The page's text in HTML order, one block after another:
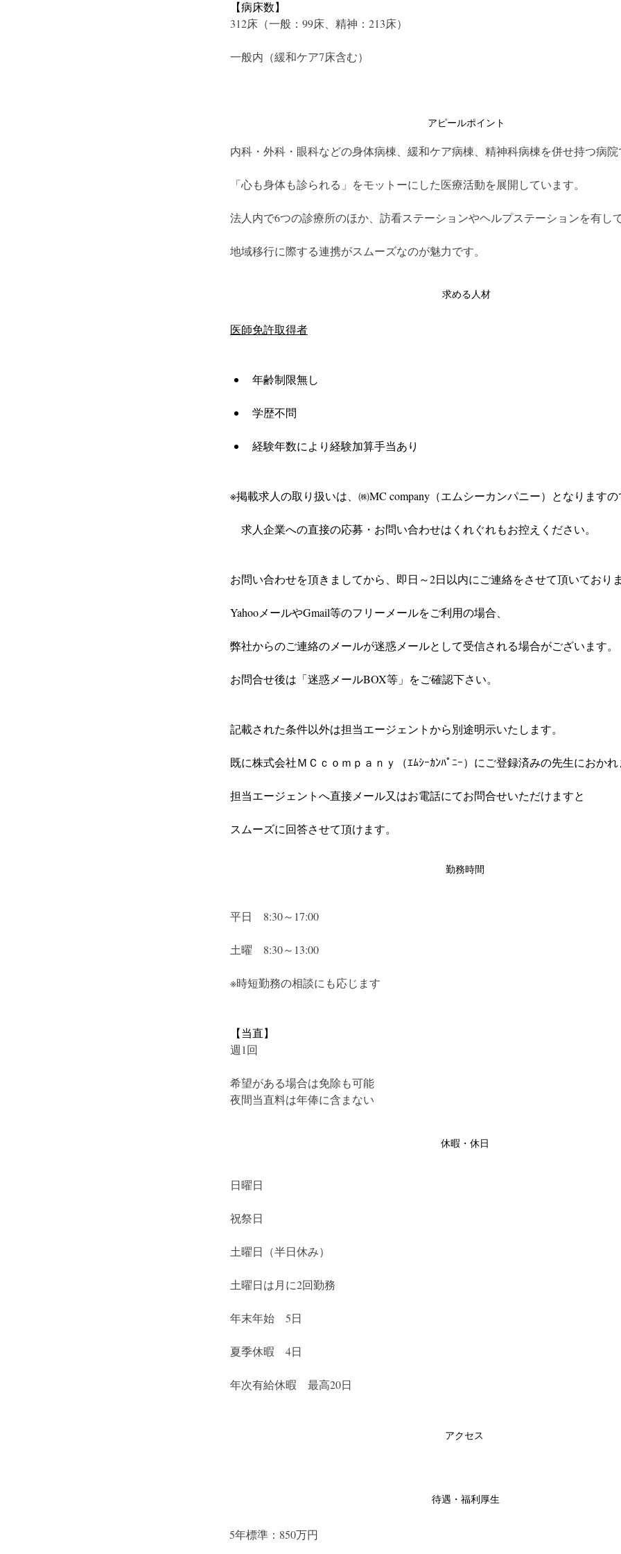
【病床数】
312床（一般：99床、精神：213床）
一般内（緩和ケア7床含む）
アピールポイント
内科・外科・眼科などの身体病棟、緩和ケア病棟、精神科病棟を併せ持つ病院
「心も身体も診られる」をモットーにした医療活動を展開しています。
法人内で6つの診療所のほか、訪看ステーションやヘルプステーションを有して
地域移行に際する連携がスムーズなのが魅力です。
求める人材
医師免許取得者
年齢制限無し
学歴不問
経験年数により経験加算手当あり
※掲載求人の取り扱いは、㈱MC company（エムシーカンパニー）となりますの
求人企業への直接の応募・お問い合わせはくれぐれもお控えください。
お問い合わせを頂きましてから、即日～2日以内にご連絡をさせて頂いておりま
YahooメールやGmail等のフリーメールをご利用の場合、
弊社からのご連絡のメールが迷惑メールとして受信される場合がございます。
お問合せ後は「迷惑メールBOX等」をご確認下さい。
記載された条件以外は担当エージェントから別途明示いたします。
既に株式会社ＭＣｃｏｍｐａｎｙ（ｴﾑｼｰｶﾝﾊﾟﾆｰ）にご登録済みの先生におかれ
担当エージェントへ直接メール又はお電話にてお問合せいただけますと
スムーズに回答させて頂けます。
勤務時間
平日　8:30～17:00
土曜　8:30～13:00
※時短勤務の相談にも応じます
【当直】
週1回
希望がある場合は免除も可能
夜間当直料は年俸に含まない
休暇・休日
日曜日
祝祭日
土曜日（半日休み）
土曜日は月に2回勤務
年末年始　5日
夏季休暇　4日
年次有給休暇　最高20日
アクセス
待遇・福利厚生
5年標準：850万円